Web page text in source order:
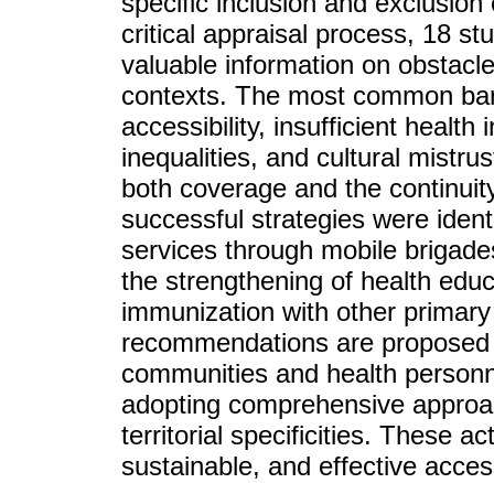
critical appraisal process, 18
valuable information on
contexts. The most common
accessibility, insufficient health
inequalities, and cultural
both coverage and the
successful strategies were
services through mobile
the strengthening of health
immunization with other
recommendations are
communities and health
adopting comprehensive
territorial specificities. These
sustainable, and effective